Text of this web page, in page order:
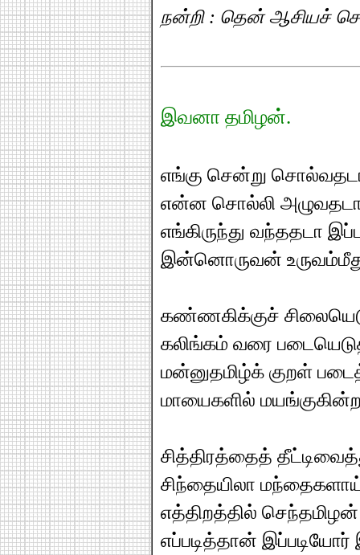
நன்றி : தென் ஆசியச்
இவனா தமிழன்.
எங்கு சென்று
என்ன சொல்லி
எங்கிருந்து வந்ததடா
இன்னொருவன்
கண்ணகிக்குச்
கலிங்கம் வரை
மன்னுதமிழ்க் குறள்
மாயைகளில்
சித்திரத்தைத்
சிந்தையிலா
எத்திறத்தில்
எப்படித்தான் இப்படியோர்